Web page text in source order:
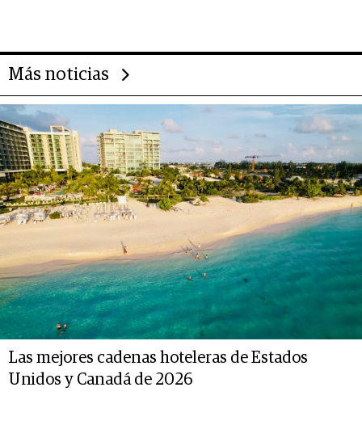
Más noticias
Las mejores cadenas hoteleras de Estados
Unidos y Canadá de 2026